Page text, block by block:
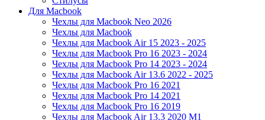
Для Macbook
Чехлы для Macbook Neo 2026
Чехлы для Macbook
Чехлы для Macbook Air 15 2023 - 2025
Чехлы для Macbook Pro 16 2023 - 2024
Чехлы для Macbook Pro 14 2023 - 2024
Чехлы для Macbook Air 13.6 2022 - 2025
Чехлы для Macbook Pro 16 2021
Чехлы для Macbook Pro 14 2021
Чехлы для Macbook Pro 16 2019
Чехлы для Macbook Air 13.3 2020 M1